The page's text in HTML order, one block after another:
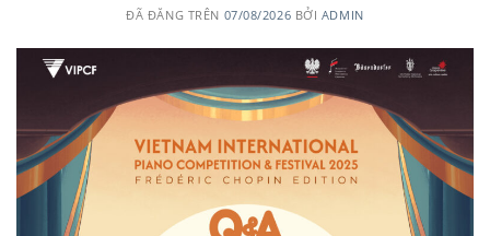
ĐÃ ĐĂNG TRÊN 07/08/2026 BỞI ADMIN